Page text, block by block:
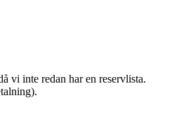
vi inte redan har en reservlista.